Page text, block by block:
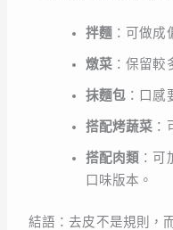
拌麵 ：可做成
燉菜：保留較
抹麵包 ：口感
搭配烤蔬菜
搭配肉類 ：
口味版本。
結語：去皮不是規則，